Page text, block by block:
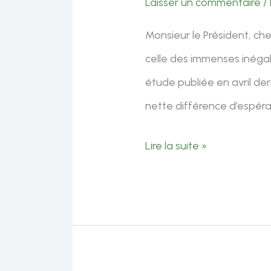
Laisser un commentaire /
Monsieur le Président,
celle des immenses
étude publiée en avril
nette différence
Intervention
Lire la suite »